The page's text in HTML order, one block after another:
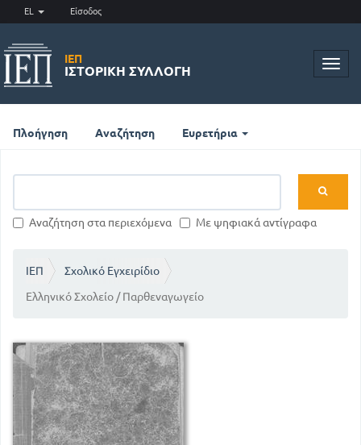
EL Είσοδος
ΙΕΠ
ΙΣΤΟΡΙΚΉ ΣΥΛΛΟΓΉ
Πλοήγηση Αναζήτηση Ευρετήρια
Αναζήτηση στα περιεχόμενα Με ψηφιακά αντίγραφα
ΙΕΠ
Σχολικό Εγχειρίδιο
Ελληνικό Σχολείο / Παρθεναγωγείο